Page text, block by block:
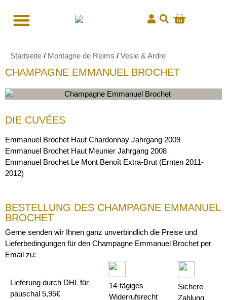
Startseite / Montagne de Reims / Vesle & Ardre
CHAMPAGNE EMMANUEL BROCHET
DIE CUVÉES
Emmanuel Brochet Haut Chardonnay Jahrgang 2009
Emmanuel Brochet Haut Meunier Jahrgang 2008
Emmanuel Brochet Le Mont Benoît Extra-Brut (Ernten 2011-
2012)
BESTELLUNG DES CHAMPAGNE EMMANUEL
BROCHET
Gerne senden wir Ihnen ganz unverbindlich die Preise und
Lieferbedingungen für den Champagne Emmanuel Brochet per
Email zu:
Lieferung durch DHL für
pauschal 5,95€
14-tägiges
Widerrufsrecht
Sichere
Zahlung